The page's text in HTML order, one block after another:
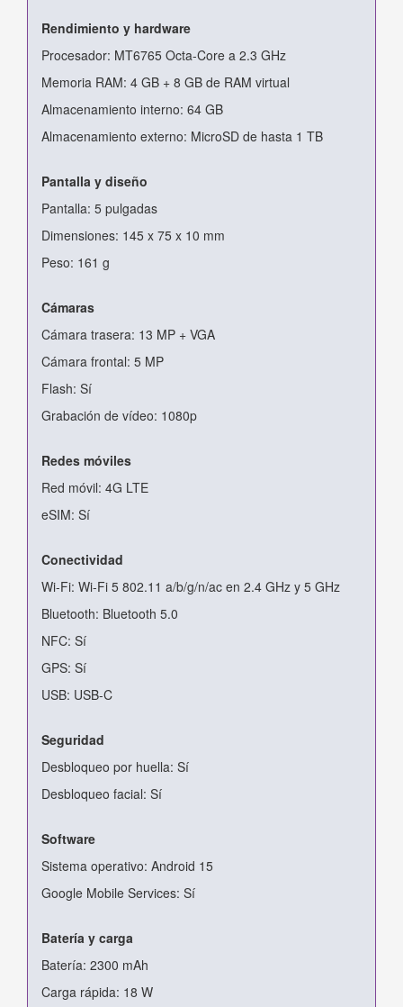
Rendimiento y hardware
Procesador: MT6765 Octa-Core a 2.3 GHz
Memoria RAM: 4 GB + 8 GB de RAM virtual
Almacenamiento interno: 64 GB
Almacenamiento externo: MicroSD de hasta 1 TB
Pantalla y diseño
Pantalla: 5 pulgadas
Dimensiones: 145 x 75 x 10 mm
Peso: 161 g
Cámaras
Cámara trasera: 13 MP + VGA
Cámara frontal: 5 MP
Flash: Sí
Grabación de vídeo: 1080p
Redes móviles
Red móvil: 4G LTE
eSIM: Sí
Conectividad
Wi-Fi: Wi-Fi 5 802.11 a/b/g/n/ac en 2.4 GHz y 5 GHz
Bluetooth: Bluetooth 5.0
NFC: Sí
GPS: Sí
USB: USB-C
Seguridad
Desbloqueo por huella: Sí
Desbloqueo facial: Sí
Software
Sistema operativo: Android 15
Google Mobile Services: Sí
Batería y carga
Batería: 2300 mAh
Carga rápida: 18 W